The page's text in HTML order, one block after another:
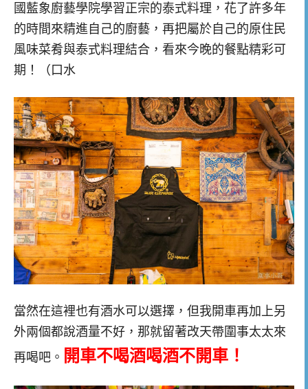
國藍象廚藝學院學習正宗的泰式料理，花了許多年
的時間來精進自己的廚藝，再把屬於自己的原住民
風味菜肴與泰式料理結合，看來今晚的餐點精彩可
期！（口水
當然在這裡也有酒水可以選擇，但我開車再加上另
外兩個都說酒量不好，那就留著改天帶圍事太太來
再喝吧。 開車不喝酒喝酒不開車！